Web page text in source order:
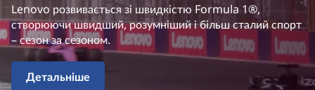
Lenovo розвивається зі швидкістю Formula 1®,
створюючи швидший, розумніший і більш сталий спорт
– сезон за сезоном.
Детальніше